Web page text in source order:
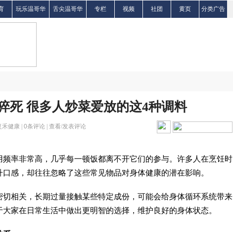
玩乐温哥华 舌尖温哥华 专栏 视频 社团 黄页 分类广告
死 很多人炒菜爱放的这4种调料
禾健康 | 0条评论 | 查看/发表评论
频率非常高，几乎每一顿饭都离不开它们的参与。许多人在烹饪时
感，却往往忽略了这些常见物品对身体健康的潜在影响。
相关，长期过量接触某些特定成份，可能会给身体循环系统带来
家在日常生活中做出更明智的选择，维护良好的身体状态。